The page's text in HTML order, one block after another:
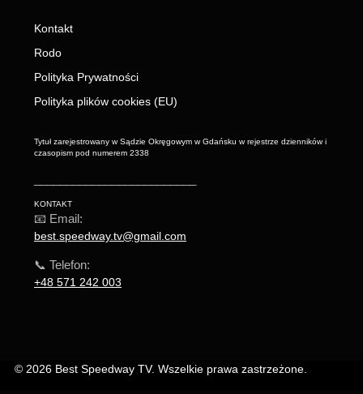
Kontakt
Rodo
Polityka Prywatności
Polityka plików cookies (EU)
Tytuł zarejestrowany w Sądzie Okręgowym w Gdańsku w rejestrze dzienników i
czasopism pod numerem 2338
KONTAKT
📧 Email:
best.speedway.tv@gmail.com
📞 Telefon:
+48 571 242 003
© 2026 Best Speedway TV. Wszelkie prawa zastrzeżone.